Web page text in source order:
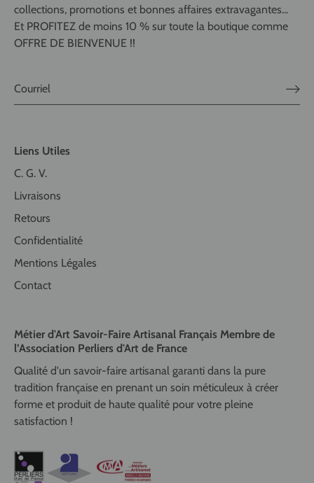
collections, promotions et bonnes affaires extravagantes...
Et PROFITEZ de moins 10 % sur toute la boutique comme
OFFRE DE BIENVENUE !!
Liens Utiles
C. G. V.
Livraisons
Retours
Confidentialité
Mentions Légales
Contact
Métier d'Art Savoir-Faire Artisanal Français Membre de
l’Association Perliers d'Art de France
Qualité d'un savoir-faire artisanal garanti dans la pure
tradition française en prenant un soin méticuleux à créer
forme et produit de haute qualité pour votre pleine
satisfaction !